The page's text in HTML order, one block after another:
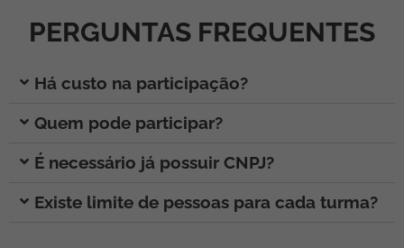
PERGUNTAS FREQUENTES
Há custo na participação?
Quem pode participar?
É necessário já possuir CNPJ?
Existe limite de pessoas para cada turma?